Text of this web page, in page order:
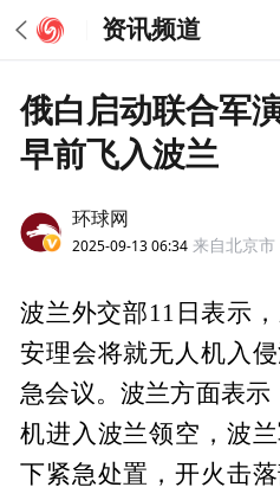
资讯频道
俄白启动联合军
早前飞入波兰
环球网
2025-09-13 06:34 来自北京市
波兰外交部11日表示
安理会将就无人机入
急会议。波兰方面表示
机进入波兰领空，波
下紧急处置，开火击